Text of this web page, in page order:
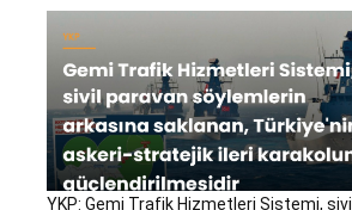
YKP: Gemi Trafik Hizmetleri Sistemi, sivil